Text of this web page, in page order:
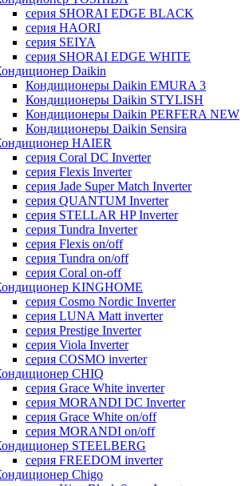
серия SHORAI EDGE BLACK
серия HAORI
серия SEIYA
серия SHORAI EDGE WHITE
Daikin
Кондиционеры Daikin EMURA 3
Кондиционеры Daikin STYLISH
Кондиционеры Daikin PERFERA NEW
Кондиционеры Daikin Sensira
HAIER
серия Coral DC Inverter
серия Flexis Inverter
серия Jade Super Match Inverter
серия QUANTUM Inverter
серия STELLAR HP Inverter
серия Tundra Inverter
серия Flexis on/off
серия Tundra on/off
серия Coral on-off
KINGHOME
серия Cosmo Nordic Inverter
серия LUNA Matt inverter
серия Prestige Inverter
серия Viola Inverter
серия COSMO inverter
CHIQ
серия Grace White inverter
серия MORANDI DC Inverter
серия Grace White on/off
серия MORANDI on/off
STEELBERG
серия FREEDOM inverter
Chigo